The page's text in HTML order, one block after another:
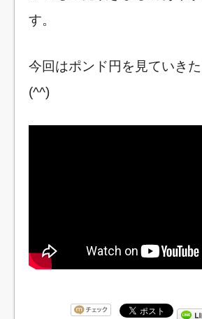
す。
今回はポンド円を見ていき
(^^)